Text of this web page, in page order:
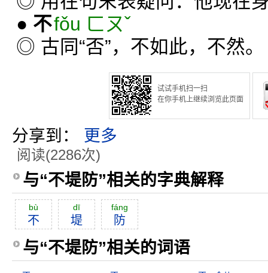
● 不fǒu ㄈㄡˇ
◎ 古同“否”，不如此，不然。
试试手机扫一扫
在你手机上继续浏览此页面
分享到： 更多
阅读(2286次)
与“不堤防”相关的字典解释
bù
不
dī
堤
fáng
防
与“不堤防”相关的词语